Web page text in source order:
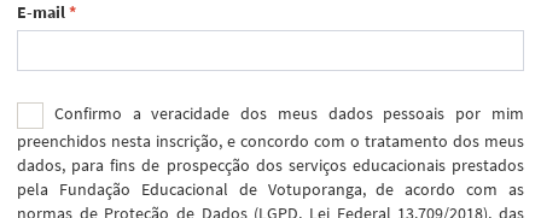
E-mail*
Confirmo a veracidade dos meus dados pessoais por mim
preenchidos nesta inscrição, e concordo com o tratamento dos meus
dados, para fins de prospecção dos serviços educacionais prestados
pela Fundação Educacional de Votuporanga, de acordo com as
normas de Proteção de Dados (LGPD, Lei Federal 13.709/2018), das